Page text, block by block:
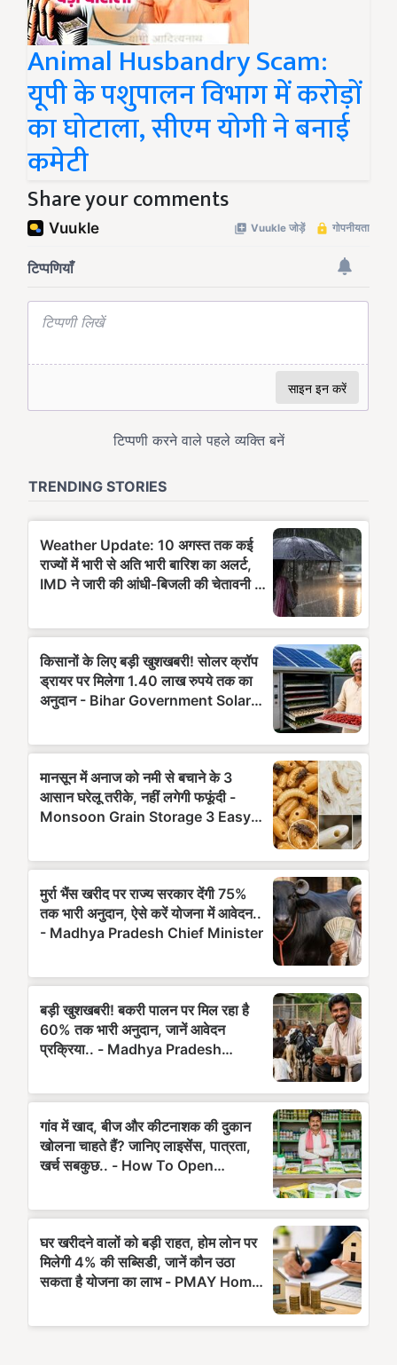
Animal Husbandry Scam:
यूपी के पशुपालन विभाग में करोड़ों
का घोटाला, सीएम योगी ने बनाई
कमेटी
Share your comments